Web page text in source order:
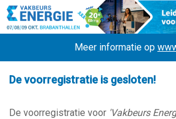
Meer informatie op
De voorregistratie is gesloten!
De voorregistratie voor 'Vakbeurs